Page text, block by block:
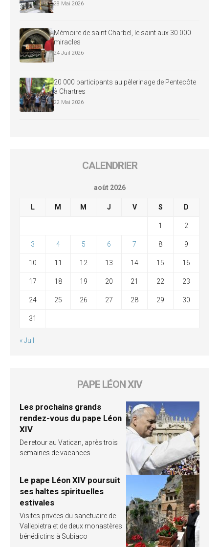
28 Mai 2026
Mémoire de saint Charbel, le saint aux 30 000
miracles
24 Juil 2026
20 000 participants au pèlerinage de Pentecôte
à Chartres
22 Mai 2026
CALENDRIER
août 2026
L M M J V S D
1 2
3 4 5 6 7 8 9
10 11 12 13 14 15 16
17 18 19 20 21 22 23
24 25 26 27 28 29 30
31
« Juil
PAPE LÉON XIV
Les prochains grands
rendez-vous du pape Léon
XIV
De retour au Vatican, après trois
semaines de vacances
Le pape Léon XIV poursuit
ses haltes spirituelles
estivales
Visites privées du sanctuaire de
Vallepietra et de deux monastères
bénédictins à Subiaco